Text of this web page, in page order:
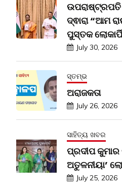
ଉପରାଷ୍ଟ୍ରପତି
ଦ୍ଵାରା “ଆମ
ପୁସ୍ତକ
July 30, 2026
ସ୍ତମ୍ଭ
ଅରାଜକତା
July 26, 2026
ସାହିତ୍ୟ ଖବର
ପ୍ରଦୀପ କୁମାର
ଅତୁଳନୀୟା’
July 25, 2026